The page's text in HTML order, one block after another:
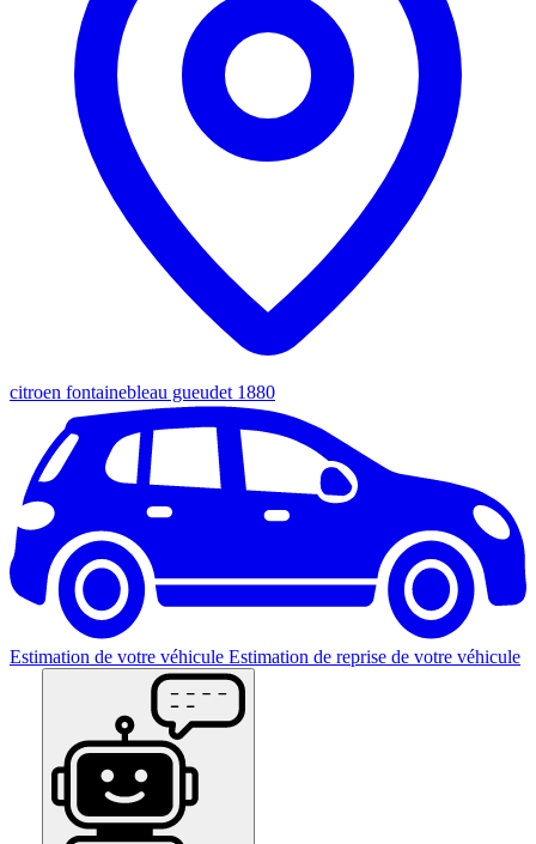
citroen fontainebleau gueudet 1880
Estimation de votre véhicule Estimation de reprise de votre véhicule